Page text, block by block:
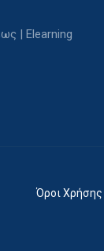
| Elearning
Όροι Χρήσης